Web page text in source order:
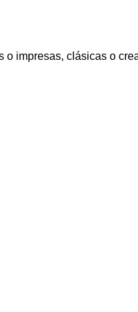
o impresas, clásicas o